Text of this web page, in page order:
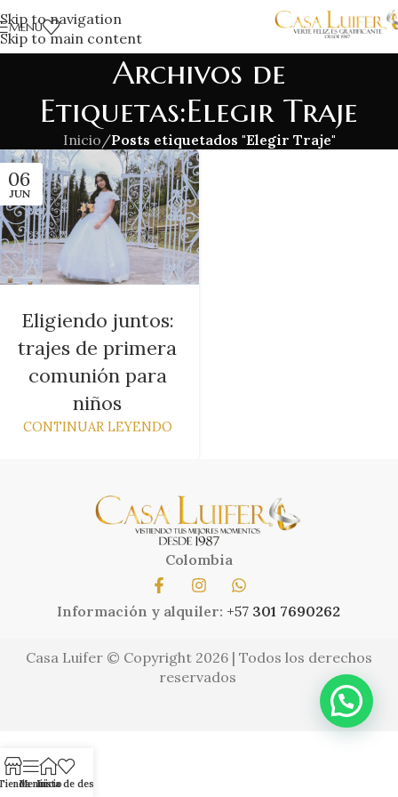
Skip to navigation
Skip to main content
MENÚ
Archivos de
Etiquetas:Elegir Traje
Inicio/Posts etiquetados "Elegir Traje"
06
JUN
Eligiendo juntos:
trajes de primera
comunión para
niños
CONTINUAR LEYENDO
Colombia
Información y alquiler: +57 301 7690262
Casa Luifer © Copyright 2026 | Todos los derechos
reservados
MenúInicio
Lista de deseos